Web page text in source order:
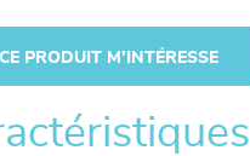
CE PRODUIT M'INTÉRESSE